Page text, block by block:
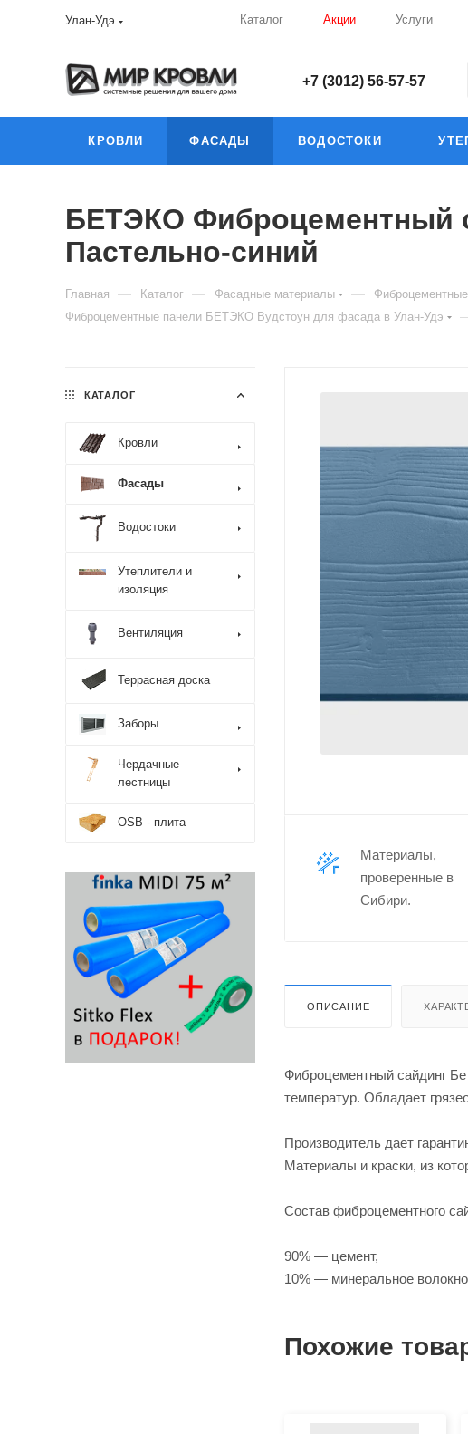
Улан-Удэ Каталог Акции Услуги
+7 (3012) 56-57-57
КРОВЛИ ФАСАДЫ ВОДОСТОКИ
БЕТЭКО Фиброцементный
Пастельно-синий
Главная — Каталог — Фасадные материалы —
Фиброцементные панели БЕТЭКО Вудстоун для фасада в Улан-Удэ
Материалы,
проверенные в
Сибири.
ОПИСАНИЕ
Фиброцементный сайдинг
температур. Обладает
Производитель дает
Материалы и краски, из
Состав фиброцементного
90% — цемент,
10% — минеральное
Похожие
КАТАЛОГ
Кровли
Фасады
Водостоки
Утеплители и
изоляция
Вентиляция
Террасная доска
Заборы
Чердачные
лестницы
OSB - плита